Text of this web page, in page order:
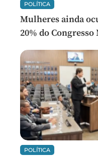
POLÍTICA
Mulheres ainda
20% do
POLÍTICA